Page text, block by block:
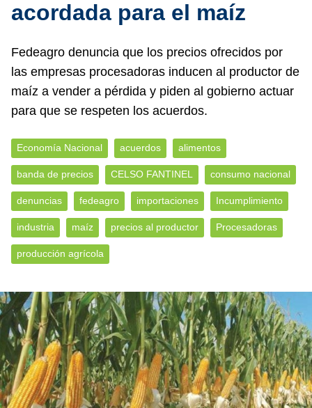
acordada para el maíz
Fedeagro denuncia que los precios ofrecidos por
las empresas procesadoras inducen al productor de
maíz a vender a pérdida y piden al gobierno actuar
para que se respeten los acuerdos.
Economía Nacional acuerdos alimentos
banda de precios CELSO FANTINEL consumo nacional
denuncias fedeagro importaciones Incumplimiento
industria maíz precios al productor Procesadoras
producción agrícola